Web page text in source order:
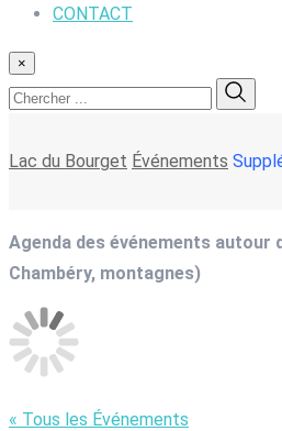
CONTACT
×
Lac du Bourget Événements
Agenda des événements autour
Chambéry, montagnes)
« Tous les Événements